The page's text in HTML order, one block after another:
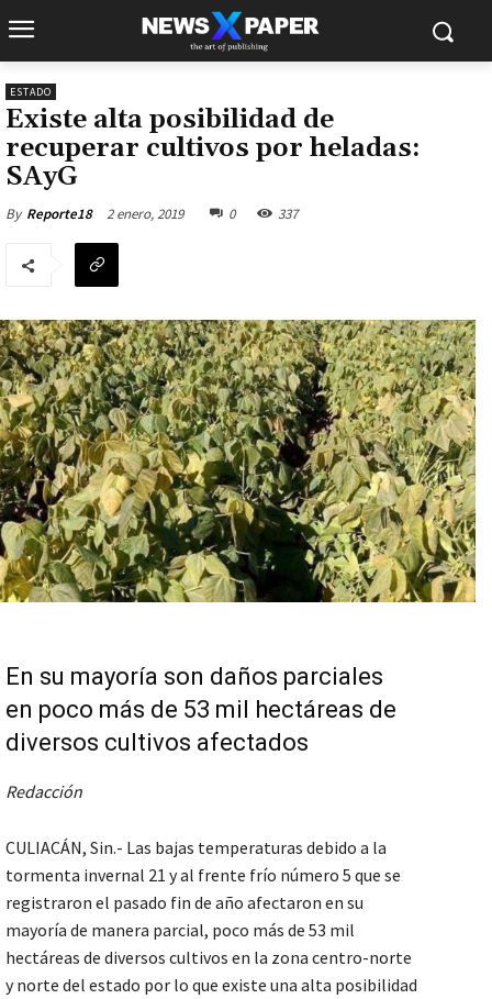
ESTADO
Existe alta posibilidad de
recuperar cultivos por heladas:
SAyG
By Reporte18 2 enero, 2019 0 337
En su mayoría son daños parciales
en poco más de 53 mil hectáreas de
diversos cultivos afectados
Redacción
CULIACÁN, Sin.- Las bajas temperaturas debido a la
tormenta invernal 21 y al frente frío número 5 que se
registraron el pasado fin de año afectaron en su
mayoría de manera parcial, poco más de 53 mil
hectáreas de diversos cultivos en la zona centro-norte
y norte del estado por lo que existe una alta posibilidad